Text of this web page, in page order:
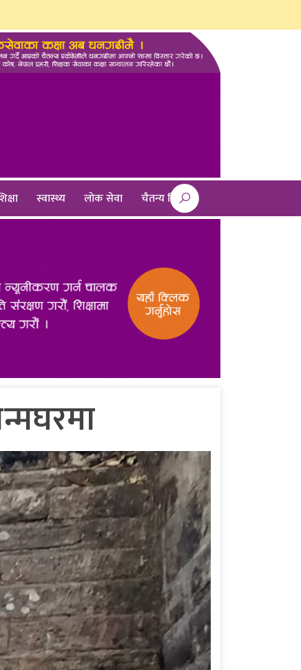
स्वास्थ्य लाेक सेवा चैतन्य चिन्तन